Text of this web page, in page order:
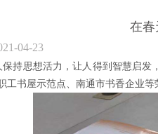
在春
04-23
持思想活力，让人得到智慧启
书屋示范点、南通市书香企业等